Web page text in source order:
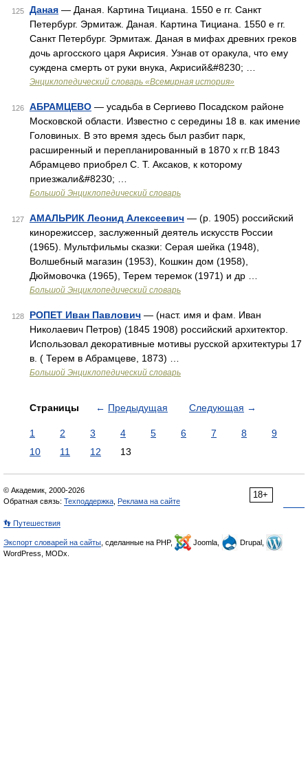
125 Даная — Даная. Картина Тициана. 1550 е гг. Санкт
Петербург. Эрмитаж. Даная. Картина Тициана. 1550 е гг.
Санкт Петербург. Эрмитаж. Даная в мифах древних греков
дочь аргосского царя Акрисия. Узнав от оракула, что ему
суждена смерть от руки внука, Акрисий&#8230; …
Энциклопедический словарь «Всемирная история»
126 АБРАМЦЕВО — усадьба в Сергиево Посадском районе
Московской области. Известно с середины 18 в. как имение
Головиных. В это время здесь был разбит парк,
расширенный и перепланированный в 1870 х гг.В 1843
Абрамцево приобрел С. Т. Аксаков, к которому
приезжали&#8230; …
Большой Энциклопедический словарь
127 АМАЛЬРИК Леонид Алексеевич — (р. 1905) российский
кинорежиссер, заслуженный деятель искусств России
(1965). Мультфильмы сказки: Серая шейка (1948),
Волшебный магазин (1953), Кошкин дом (1958),
Дюймовочка (1965), Терем теремок (1971) и др …
Большой Энциклопедический словарь
128 РОПЕТ Иван Павлович — (наст. имя и фам. Иван
Николаевич Петров) (1845 1908) российский архитектор.
Использовал декоративные мотивы русской архитектуры 17
в. ( Терем в Абрамцеве, 1873) …
Большой Энциклопедический словарь
Страницы ← Предыдущая Следующая →
1 2 3 4 5 6 7 8
9
10
11 12 13
18+
© Академик, 2000-2026
Обратная связь: Техподдержка Реклама на сайте
👣 Путешествия
Экспорт словарей на сайты , сделанные на PHP, Joomla,
Drupal,
WordPress, MODx.